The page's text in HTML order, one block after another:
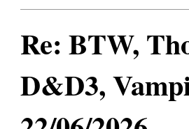
Re: BTW,
D&D3,